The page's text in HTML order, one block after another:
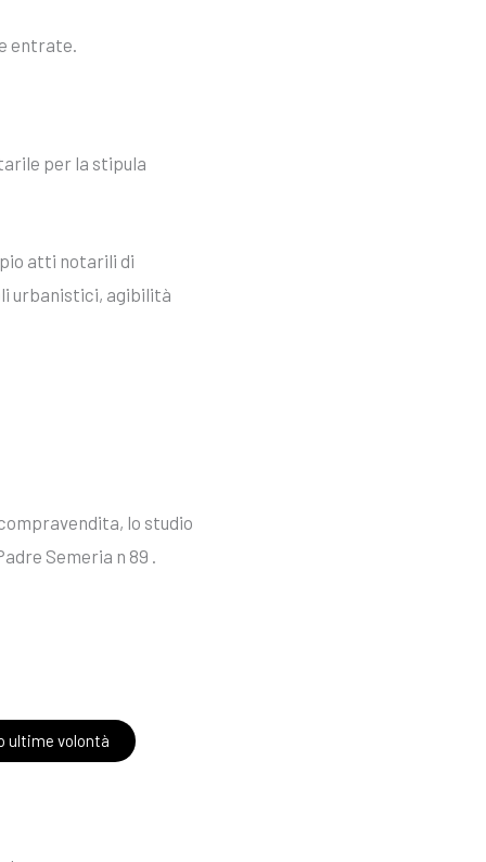
entrate.
per la stipula
atti notarili di
urbanistici, agibilità
lo studio
Semeria n 89 .
ultime volontà